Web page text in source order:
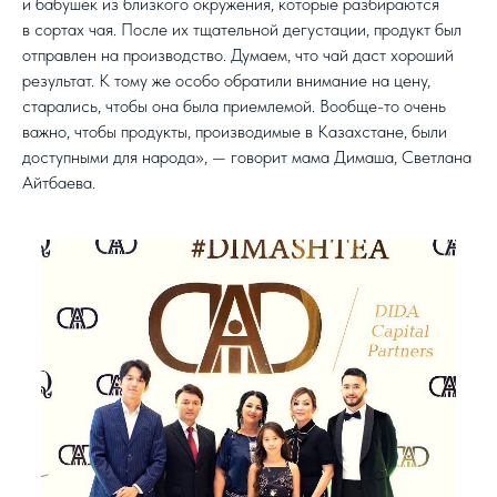
в сортах чая. После их тщательной дегустации, продукт был
отправлен на производство. Думаем, что чай даст хороший
результат. К тому же особо обратили внимание на цену,
старались, чтобы она была приемлемой. Вообще-то очень
важно, чтобы продукты, производимые в Казахстане, были
доступными для народа», — говорит мама Димаша, Светлана
Айтбаева.